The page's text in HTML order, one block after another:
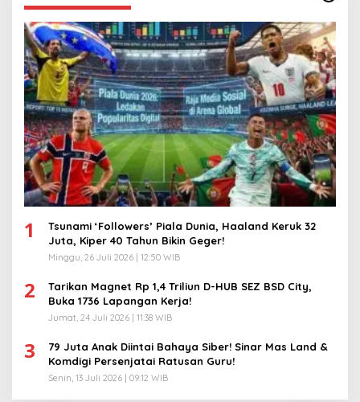
1
Tsunami ‘Followers’ Piala Dunia, Haaland Keruk 32
Juta, Kiper 40 Tahun Bikin Geger!
Minggu, 26 Juli 2026 | 12:50 WIB
2
Tarikan Magnet Rp 1,4 Triliun D-HUB SEZ BSD City,
Buka 1736 Lapangan Kerja!
Jumat, 24 Juli 2026 | 11:38 WIB
3
79 Juta Anak Diintai Bahaya Siber! Sinar Mas Land &
Komdigi Persenjatai Ratusan Guru!
Senin, 13 Juli 2026 | 09:12 WIB